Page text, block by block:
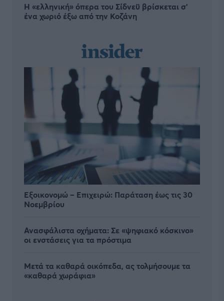
Η «ελληνική» όπερα του Σίδνεϋ βρίσκεται σ'
ένα χωριό έξω από την Κοζάνη
Εξοικονομώ – Επιχειρώ: Παράταση έως τις 30
Νοεμβρίου
Ανασφάλιστα οχήματα: Σε «ψηφιακό κόσκινο»
οι ενστάσεις για τα πρόστιμα
Μετά τα καθαρά οικόπεδα, ας τολμήσουμε τα
«καθαρά χωράφια»